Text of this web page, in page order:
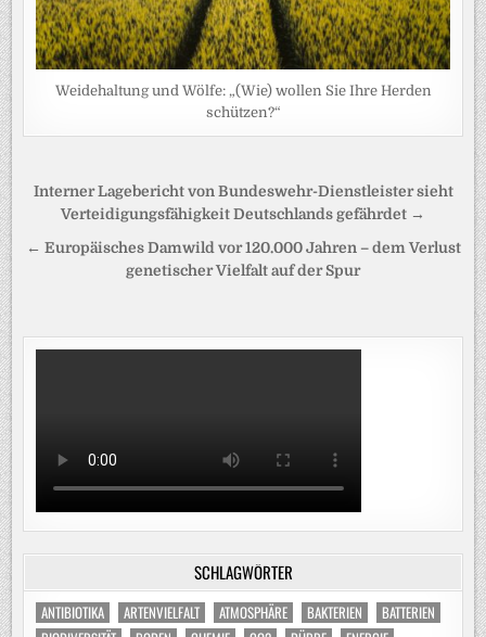
Weidehaltung und Wölfe: „(Wie) wollen Sie Ihre Herden
schützen?“
Beitragsnavigation
Interner Lagebericht von Bundeswehr-Dienstleister sieht
Verteidigungsfähigkeit Deutschlands gefährdet →
← Europäisches Damwild vor 120.000 Jahren – dem Verlust
genetischer Vielfalt auf der Spur
SCHLAGWÖRTER
ANTIBIOTIKA ARTENVIELFALT ATMOSPHÄRE BAKTERIEN
BATTERIEN